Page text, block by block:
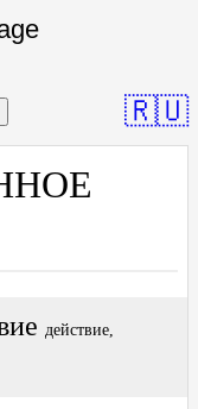
🇷🇺
действие,